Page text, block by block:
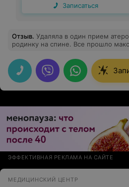
Записаться
Отзыв. Удаляла в один прием
родинку на спине. Все прошло
отметить золотые руки: удаляла
спокойно спала без
сняли швы. Все идеально.
ювелирную работу. Несмотря на
доктор Егор Рябков не брил
ЭФФЕКТИВНАЯ РЕКЛАМА НА САЙТЕ
МЕДИЦИНСКИЙ ЦЕНТР